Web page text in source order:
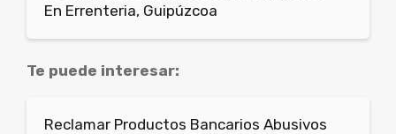
En Errenteria, Guipúzcoa
Te puede interesar:
Reclamar Productos Bancarios Abusivos